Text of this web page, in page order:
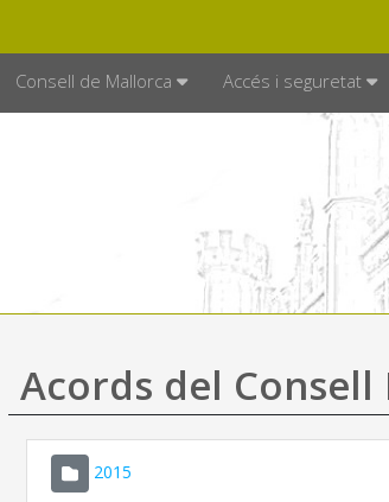
Consell de Mallorca Accés i seguretat
Acords del Consell
2015